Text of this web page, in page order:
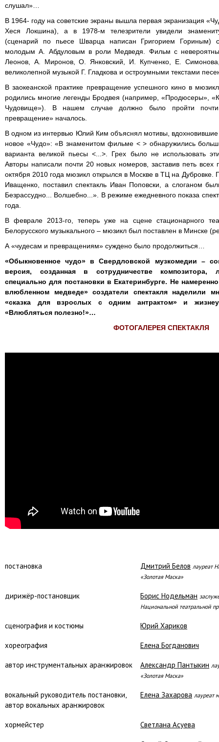
слушал»…
В 1964- году на советские экраны вышла первая экранизация
Хеся Локшина), а в 1978-м телезрители увидели
(сценарий по пьесе Шварца написан Григорием Гориным)
молодым А. Абдуловым в роли Медведя. Фильм с
Леонов, А. Миронов, О. Янковский, И. Купченко, Е.
великолепной музыкой Г. Гладкова и остроумными текстами
В заокеанской практике превращение успешного кино в
родились многие легенды Бродвея (например, «Продюсеры»,
Чудовище»). В нашем случае должно было пройти почти
превращение» началось.
В одном из интервью Юлий Ким объяснял мотивы,
новое «Чудо»: «В знаменитом фильме < > обнаружились
варианта великой пьесы <...>. Грех было не использовать
Авторы написали почти 20 новых номеров, заставив петь
октября 2010 года мюзикл открылся в Москве в ТЦ на
Иващенко, поставил спектакль Иван Поповски, а слоганом
Безрассудно... Волшебно...». В режиме ежедневного показа
года.
В феврале 2013-го, теперь уже на сцене стационарного
Белорусского музыкального – мюзикл был поставлен в Минске
А «чудесам и превращениям» суждено было продолжиться…
«Обыкновенное чудо» в Свердловской музкомедии –
версия, созданная в сотрудничестве композитора,
специально для постановки в Екатеринбурге. Не
влюбленном медведе» создатели спектакля наделили
«сказка для взрослых с одним антрактом» и
«Влюбляться полезно!»…
ФОТОГАЛЕРЕЯ СПЕКТАКЛЯ
постановка Дмитрий Белов лауреат
«Золотая Маска»
дирижёр-постановщик Борис Нодельман
Национальной театральной
сценография и костюмы Юрий Хариков
хореография Елена Богданович
автор инструментальных аранжировок Александр Пантыкин
«Золотая Маска»
вокальный руководитель постановки,
автор вокальных аранжировок
Елена Захарова лауреат
хормейстер Светлана Асуева